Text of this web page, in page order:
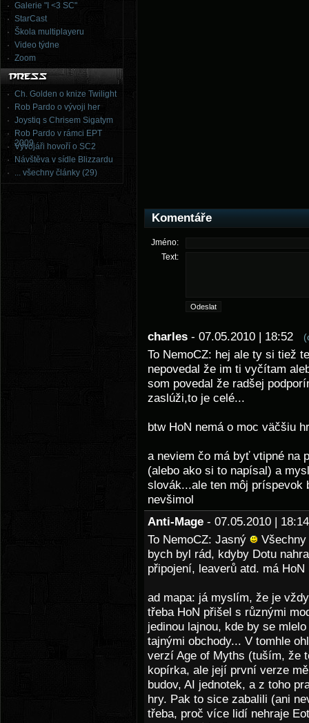
Galerie "I <3 SC"
StarCast
Škola multiplayeru
Video týdne
Zoom
Ch. Golden o knize Twilight
Rob Pardo o vývoji her
Joystiq s Chrisem Sigatym
Rob Pardo v rámci EPT
2009
Vývojáři hovoří o SC2
Návštěva v sídle Blizzardu
... všechny články (29)
Komentáře
Jméno:
Text:
charles - 07.05.2010 | 18:52
To NemoCZ: hej ale ty si tiež
nepovedal že im ti vyčítam
som povedal že radšej
zaslúži,to je celé...
btw HoN nemá o moc väčšiu
a neviem čo má byť vtipné na
(alebo ako si to napísal) a
slovák...ale ten môj príspevok
nevšimol
Anti-Mage - 07.05.2010 |
To NemoCZ: Jasný
bych byl rád, kdyby Dotu
připojení, leaverů atd. má HoN
ad mapa: já myslím, že je
třeba HoN přišel s různými
jedinou lajnou, kde by se
tajnými obchody... V tomhle
verzí Age of Myths (tuším, že
kopírka, ale její první verze
budov, AI jednotek, a z toho
hry. Pak to sice zabalili (ani
třeba, proč více lidí nehraje